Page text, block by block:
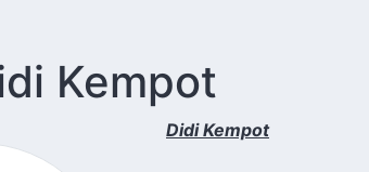
Kempot
Didi Kempot